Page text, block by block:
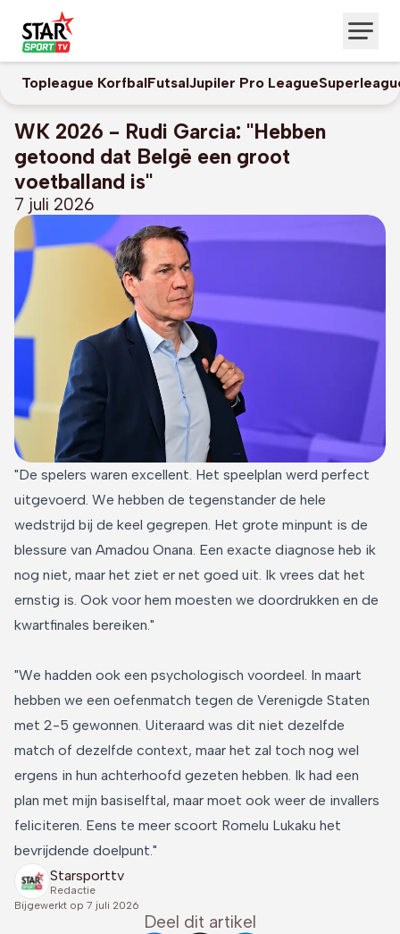
Topleague KorfbalFutsalJupiler Pro League
WK 2026 - Rudi Garcia: "Hebben
getoond dat Belgë een groot
voetballand is"
7 juli 2026
"De spelers waren excellent. Het speelplan werd perfect
uitgevoerd. We hebben de tegenstander de hele
wedstrijd bij de keel gegrepen. Het grote minpunt is de
blessure van Amadou Onana. Een exacte diagnose heb ik
nog niet, maar het ziet er net goed uit. Ik vrees dat het
ernstig is. Ook voor hem moesten we doordrukken en de
kwartfinales bereiken."
"We hadden ook een psychologisch voordeel. In maart
hebben we een oefenmatch tegen de Verenigde Staten
met 2-5 gewonnen. Uiteraard was dit niet dezelfde
match of dezelfde context, maar het zal toch nog wel
ergens in hun achterhoofd gezeten hebben. Ik had een
plan met mijn basiselftal, maar moet ook weer de invallers
feliciteren. Eens te meer scoort Romelu Lukaku het
bevrijdende doelpunt."
Starsporttv
Redactie
Bijgewerkt op 7 juli 2026
Deel dit artikel